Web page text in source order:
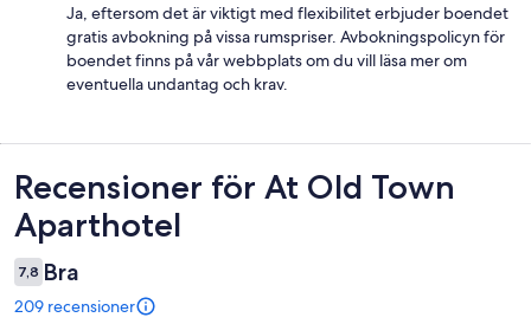
Ja, eftersom det är viktigt med flexibilitet erbjuder boendet
gratis avbokning på vissa rumspriser. Avbokningspolicyn för
boendet finns på vår webbplats om du vill läsa mer om
eventuella undantag och krav.
Recensioner
Recensioner för At Old Town
Aparthotel
7,8 Bra
209 recensioner